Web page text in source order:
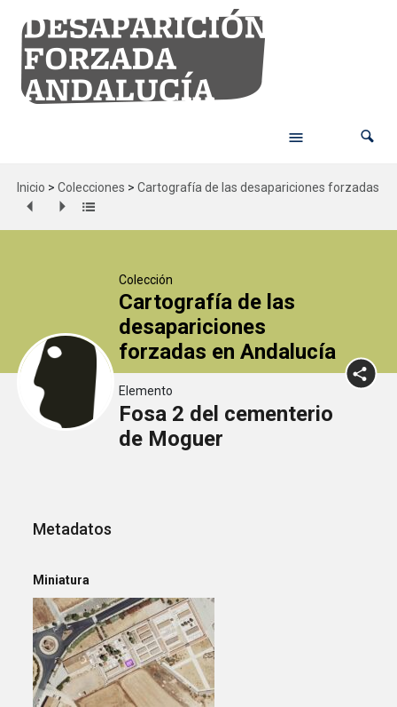
Inicio > Colecciones > Cartografía de las desapariciones forzadas
Colección
Cartografía de las
desapariciones
forzadas en Andalucía
Elemento
Fosa 2 del cementerio
de Moguer
Metadatos
Miniatura